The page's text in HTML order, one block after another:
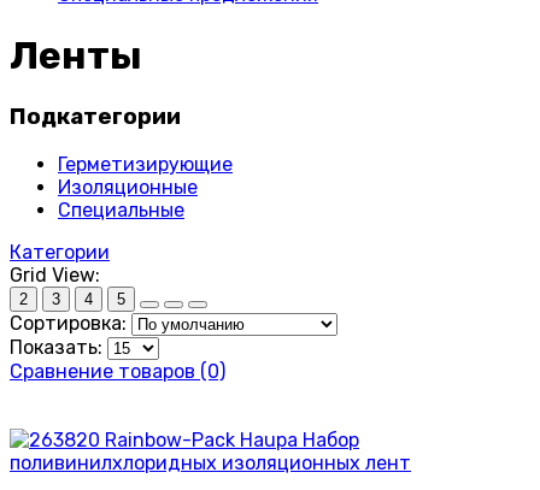
Ленты
Подкатегории
Герметизирующие
Изоляционные
Специальные
Категории
Grid View:
2 3 4 5
Сортировка:
Показать:
Сравнение товаров (0)